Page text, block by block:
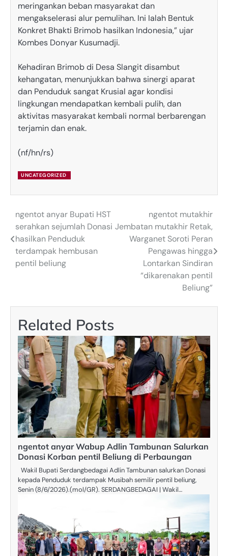
meringankan beban masyarakat dan
mengakselerasi alur pemulihan. Ini Ialah Bentuk
Konkret Bhakti Brimob hasilkan Indonesia,” ujar
Kombes Donyar Kusumadji.
Kehadiran Brimob di Desa Slangit disambut
kehangatan, menunjukkan bahwa sinergi aparat
dan Penduduk sangat Krusial agar kondisi
lingkungan mendapatkan kembali pulih, dan
aktivitas masyarakat kembali normal berbarengan
terjamin dan enak.
(nf/hn/rs)
UNCATEGORIZED
Post
navigation
ngentot anyar Bupati HST
serahkan sejumlah Donasi
hasilkan Penduduk
terdampak hembusan
pentil beliung
ngentot mutakhir
Jembatan mutakhir Retak,
Warganet Soroti Peran
Pengawas hingga
Lontarkan Sindiran
“dikarenakan pentil
Beliung”
Related Posts
ngentot anyar Wabup Adlin Tambunan Salurkan
Donasi Korban pentil Beliung di Perbaungan
Wakil Bupati Serdangbedagai Adlin Tambunan salurkan Donasi
kepada Penduduk terdampak Musibah semilir pentil beliung,
Senin (8/6/2026).(mol/GR). SERDANGBEDAGAI | Wakil…